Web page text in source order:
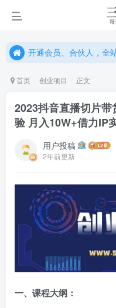
开通会员、合伙人，全站资源免费获取
开通会员、合伙人，全站资源免费获取
首页 创业项目 正文
2023抖音直播切片
验 月入10W+借力IP
用户投稿
2年前更新
一、课程大纲：